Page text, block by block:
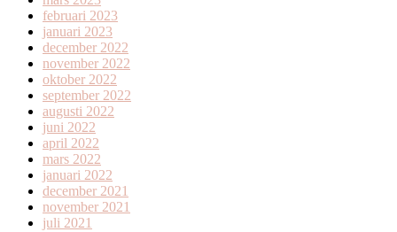
februari 2023
januari 2023
december 2022
november 2022
oktober 2022
september 2022
augusti 2022
juni 2022
april 2022
mars 2022
januari 2022
december 2021
november 2021
juli 2021